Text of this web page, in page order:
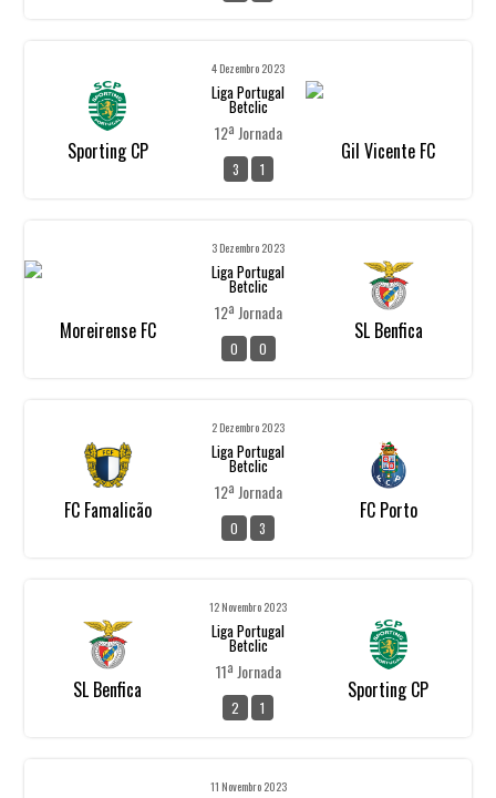
Sporting CP
4 Dezembro 2023
Liga Portugal
Betclic
12ª Jornada
3 1
Gil Vicente FC
Moreirense FC
3 Dezembro 2023
Liga Portugal
Betclic
12ª Jornada
0 0
SL Benfica
FC Famalicão
2 Dezembro 2023
Liga Portugal
Betclic
12ª Jornada
0 3
FC Porto
SL Benfica
12 Novembro 2023
Liga Portugal
Betclic
11ª Jornada
2 1
Sporting CP
11 Novembro 2023